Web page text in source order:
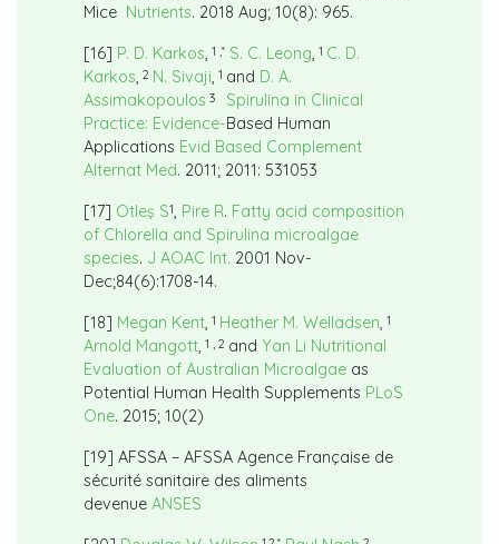
Mice Nutrients. 2018 Aug; 10(8): 965.
[16] P. D. Karkos, 1 ,* S. C. Leong, 1 C. D.
Karkos, 2 N. Sivaji, 1 and D. A.
Assimakopoulos 3
Spirulina in Clinical
Practice: Evidence-Based Human
Applications Evid Based Complement
Alternat Med. 2011; 2011: 531053
[17] Otleş S1, Pire R. Fatty acid composition
of Chlorella and Spirulina microalgae
species. J AOAC Int. 2001 Nov-
Dec;84(6):1708-14.
[18] Megan Kent, 1 Heather M. Welladsen, 1
Arnold Mangott, 1 , 2 and Yan Li Nutritional
Evaluation of Australian Microalgae as
Potential Human Health Supplements PLoS
One. 2015; 10(2)
[19] AFSSA – AFSSA Agence Française de
sécurité sanitaire des aliments
devenue ANSES